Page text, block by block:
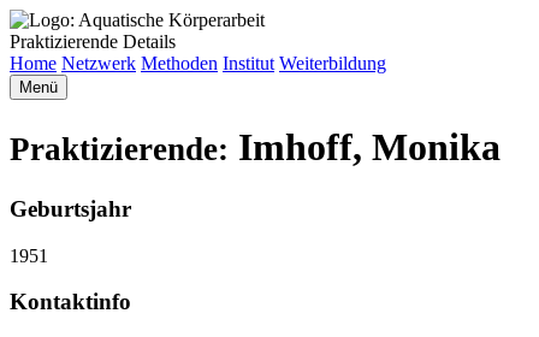
Praktizierende Details
Home Netzwerk Methoden Institut Weiterbildung
Menü
Praktizierende: Imhoff, Monika
Geburtsjahr
1951
Kontaktinfo